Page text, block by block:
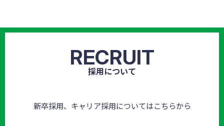
RECRUIT
採用について
新卒採用、キャリア採用についてはこちらから